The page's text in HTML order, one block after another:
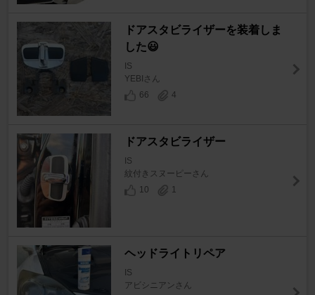
ドアスタビライザーを装着しま
した😃
IS
YEBIさん
66
4
ドアスタビライザー
IS
紋付きスヌーピーさん
10
1
ヘッドライトリペア
IS
アビシニアンさん